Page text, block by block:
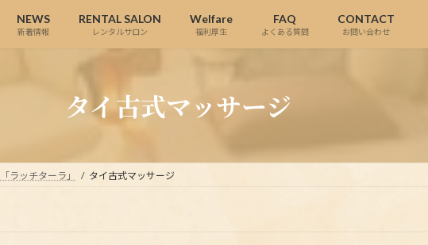
NEWS
新着情報
RENTAL SALON
レンタルサロン
Welfare
福利厚生
FAQ
よくある質問
CONTACT
お問い合わせ
タイ古式マッサージ
ラッチターラ」 タイ古式マッサージ